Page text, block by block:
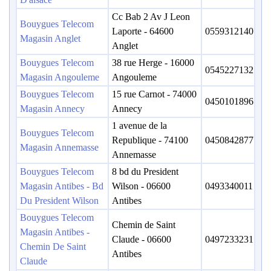
Bouygues Telecom
Magasin Anglet
Cc Bab 2 Av J Leon
Laporte - 64600
Anglet
0559312140
Bouygues Telecom
Magasin Angouleme
38 rue Herge - 16000
Angouleme
0545227132
Bouygues Telecom
Magasin Annecy
15 rue Carnot - 74000
Annecy
0450101896
Bouygues Telecom
Magasin Annemasse
1 avenue de la
Republique - 74100
Annemasse
0450842877
Bouygues Telecom
Magasin Antibes - Bd
Du President Wilson
8 bd du President
Wilson - 06600
Antibes
0493340011
Bouygues Telecom
Magasin Antibes -
Chemin De Saint
Claude
Chemin de Saint
Claude - 06600
Antibes
0497233231